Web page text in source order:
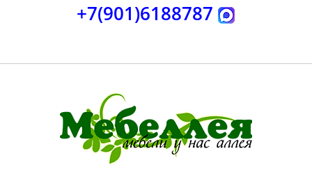
+7(901)6188787